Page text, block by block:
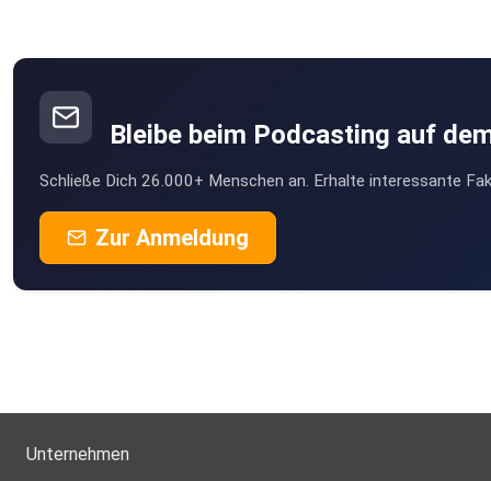
Bleibe beim Podcasting auf
Schließe Dich 26.000+ Menschen an. Erhalte interessante
Zur Anmeldung
Unternehmen